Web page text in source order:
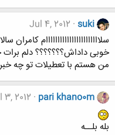
suki
Jul 4, 2012
سلااااااااااااااااااااااام کامران
خوبی داداش؟؟؟؟؟؟؟ دلم
من هستم با تعطیلات تو چه
pari khano0m
2012
بله بلــه